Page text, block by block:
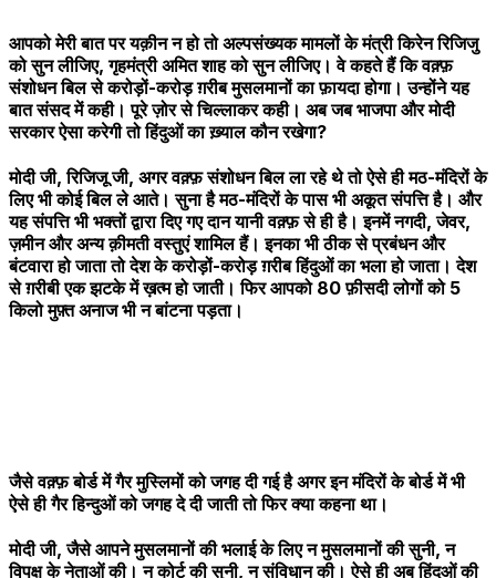
आपको मेरी बात पर यक़ीन न हो तो अल्पसंख्यक मामलों के मंत्री किरेन रिजिजु
को सुन लीजिए, गृहमंत्री अमित शाह को सुन लीजिए। वे कहते हैं कि वक़्फ़
संशोधन बिल से करोड़ों-करोड़ ग़रीब मुसलमानों का फ़ायदा होगा। उन्होंने यह
बात संसद में कही। पूरे ज़ोर से चिल्लाकर कही। अब जब भाजपा और मोदी
सरकार ऐसा करेगी तो हिंदुओं का ख़्याल कौन रखेगा?
मोदी जी, रिजिजू जी, अगर वक़्फ़ संशोधन बिल ला रहे थे तो ऐसे ही मठ-मंदिरों के
लिए भी कोई बिल ले आते। सुना है मठ-मंदिरों के पास भी अकूत संपत्ति है। और
यह संपत्ति भी भक्तों द्वारा दिए गए दान यानी वक़्फ़ से ही है। इनमें नगदी, जेवर,
ज़मीन और अन्य क़ीमती वस्तुएं शामिल हैं। इनका भी ठीक से प्रबंधन और
बंटवारा हो जाता तो देश के करोड़ों-करोड़ ग़रीब हिंदुओं का भला हो जाता। देश
से ग़रीबी एक झटके में ख़त्म हो जाती। फिर आपको 80 फ़ीसदी लोगों को 5
किलो मुफ़्त अनाज भी न बांटना पड़ता।
जैसे वक़्फ़ बोर्ड में गैर मुस्लिमों को जगह दी गई है अगर इन मंदिरों के बोर्ड में भी
ऐसे ही गैर हिन्दुओं को जगह दे दी जाती तो फिर क्या कहना था।
मोदी जी, जैसे आपने मुसलमानों की भलाई के लिए न मुसलमानों की सुनी, न
विपक्ष के नेताओं की। न कोर्ट की सुनी, न संविधान की। ऐसे ही अब हिंदुओं की